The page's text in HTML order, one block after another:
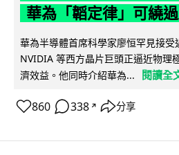
華為「韜定律」可繞
華為半導體首席科學家廖恒罕見接
NVIDIA 等西方晶片巨頭正逼近物理
濟效益。他同時介紹華為...
閱讀全
860 338 ↗ 分享